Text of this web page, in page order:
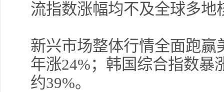
流指数涨幅均不及全球多地
新兴市场整体行情全面跑
年涨24%；韩国综合指数暴
约39%。